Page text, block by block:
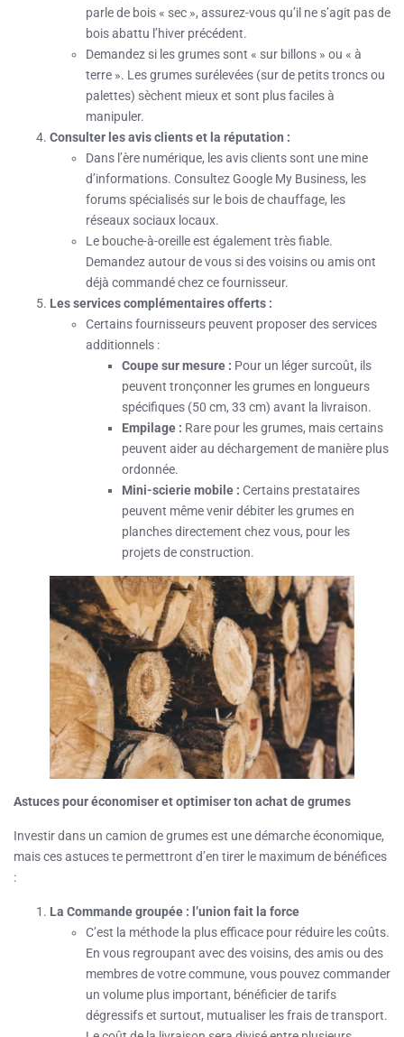
parle de bois « sec », assurez-vous qu’il ne s’agit pas de
bois abattu l’hiver précédent.
Demandez si les grumes sont « sur billons » ou « à
terre ». Les grumes surélevées (sur de petits troncs ou
palettes) sèchent mieux et sont plus faciles à
manipuler.
Consulter les avis clients et la réputation :
Dans l’ère numérique, les avis clients sont une mine
d’informations. Consultez Google My Business, les
forums spécialisés sur le bois de chauffage, les
réseaux sociaux locaux.
Le bouche-à-oreille est également très fiable.
Demandez autour de vous si des voisins ou amis ont
déjà commandé chez ce fournisseur.
Les services complémentaires offerts :
Certains fournisseurs peuvent proposer des services
additionnels :
Coupe sur mesure : Pour un léger surcoût, ils
peuvent tronçonner les grumes en longueurs
spécifiques (50 cm, 33 cm) avant la livraison.
Empilage : Rare pour les grumes, mais certains
peuvent aider au déchargement de manière plus
ordonnée.
Mini-scierie mobile : Certains prestataires
peuvent même venir débiter les grumes en
planches directement chez vous, pour les
projets de construction.
Astuces pour économiser et optimiser ton achat de grumes
Investir dans un camion de grumes est une démarche économique,
mais ces astuces te permettront d’en tirer le maximum de bénéfices
:
La Commande groupée : l’union fait la force
C’est la méthode la plus efficace pour réduire les coûts.
En vous regroupant avec des voisins, des amis ou des
membres de votre commune, vous pouvez commander
un volume plus important, bénéficier de tarifs
dégressifs et surtout, mutualiser les frais de transport.